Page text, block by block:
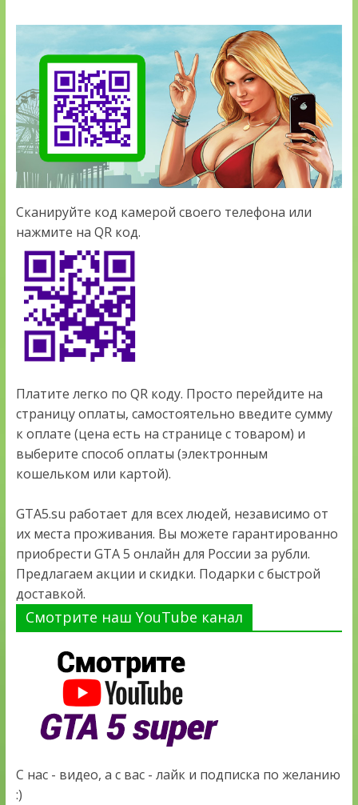
Сканируйте код камерой своего телефона или
нажмите на QR код.
Платите легко по QR коду. Просто перейдите на
страницу оплаты, самостоятельно введите сумму
к оплате (цена есть на странице с товаром) и
выберите способ оплаты (электронным
кошельком или картой).
GTA5.su работает для всех людей, независимо от
их места проживания. Вы можете гарантированно
приобрести GTA 5 онлайн для России за рубли.
Предлагаем акции и скидки. Подарки с быстрой
доставкой.
Смотрите наш YouTube канал
С нас - видео, а с вас - лайк и подписка по желанию
:)